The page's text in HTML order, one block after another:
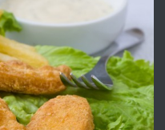
преди 1 година
работници